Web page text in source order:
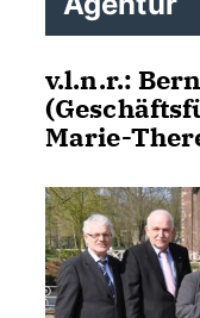
v.l.n.r.:
Marie-